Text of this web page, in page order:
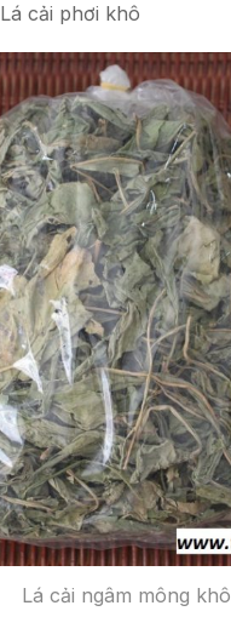
Lá cải phơi khô
Lá cải ngâm mông khô